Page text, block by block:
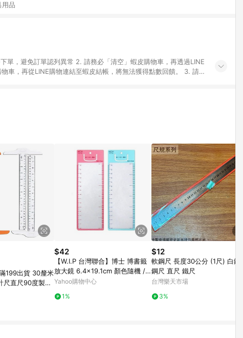
用品
單，避免訂單認列異常 2. 請務必「清空」蝦皮購物車，再透過LINE
車，再從LINE購物連結至蝦皮結帳，將無法獲得點數回饋。 3. 請避
細不回饋商品請見此公告 https://reurl.cc/Gazvnp 5. 蝦皮直營_餐券
同一商品品項(即便不同尺寸規格)，皆會計入同一筆返點上限進行
抵，可能會有攤提折抵導致訂單金額些微落差 12. 蝦皮會將LINE的導
內未透過其他媒體來源導入蝦皮官網，則七天內於該蝦皮帳號下訂的
成立之訂單。 13. 若同一用戶使用一個以上蝦皮帳號透過LINE購物
無法收到點數，再請留意。 14. 請注意以下行為將可能導致無法取得
及方式完成交易，或經由蝦皮系統判斷點擊路徑不符合回饋資格或規
天以內進行洽詢確認；超過60天(含)以上進行申訴，恕無法贈點回
於LINE購物訂單紀錄已呈現：「非本次前往蝦皮商店之品項，不符
異常無法追蹤訂單，致使消費者無接收到點數回饋，蝦皮保有更改
皮賣場實際價格有異，以蝦皮賣場價格為準 6. 實際回饋，依蝦皮
199出貨 30釐米
尺直尺90度製圖
建築直角平 精
$42
【W.I.P 台灣聯合】博士 博書籤
放大鏡 6.4x19.1cm 顏色隨機 /
支 NO.HA1906
Yahoo購物中心
1%
$12
軟鋼尺 長度30公分 (1尺) 白鐵
鋼尺 直尺 鐵尺
台灣樂天市場
3%